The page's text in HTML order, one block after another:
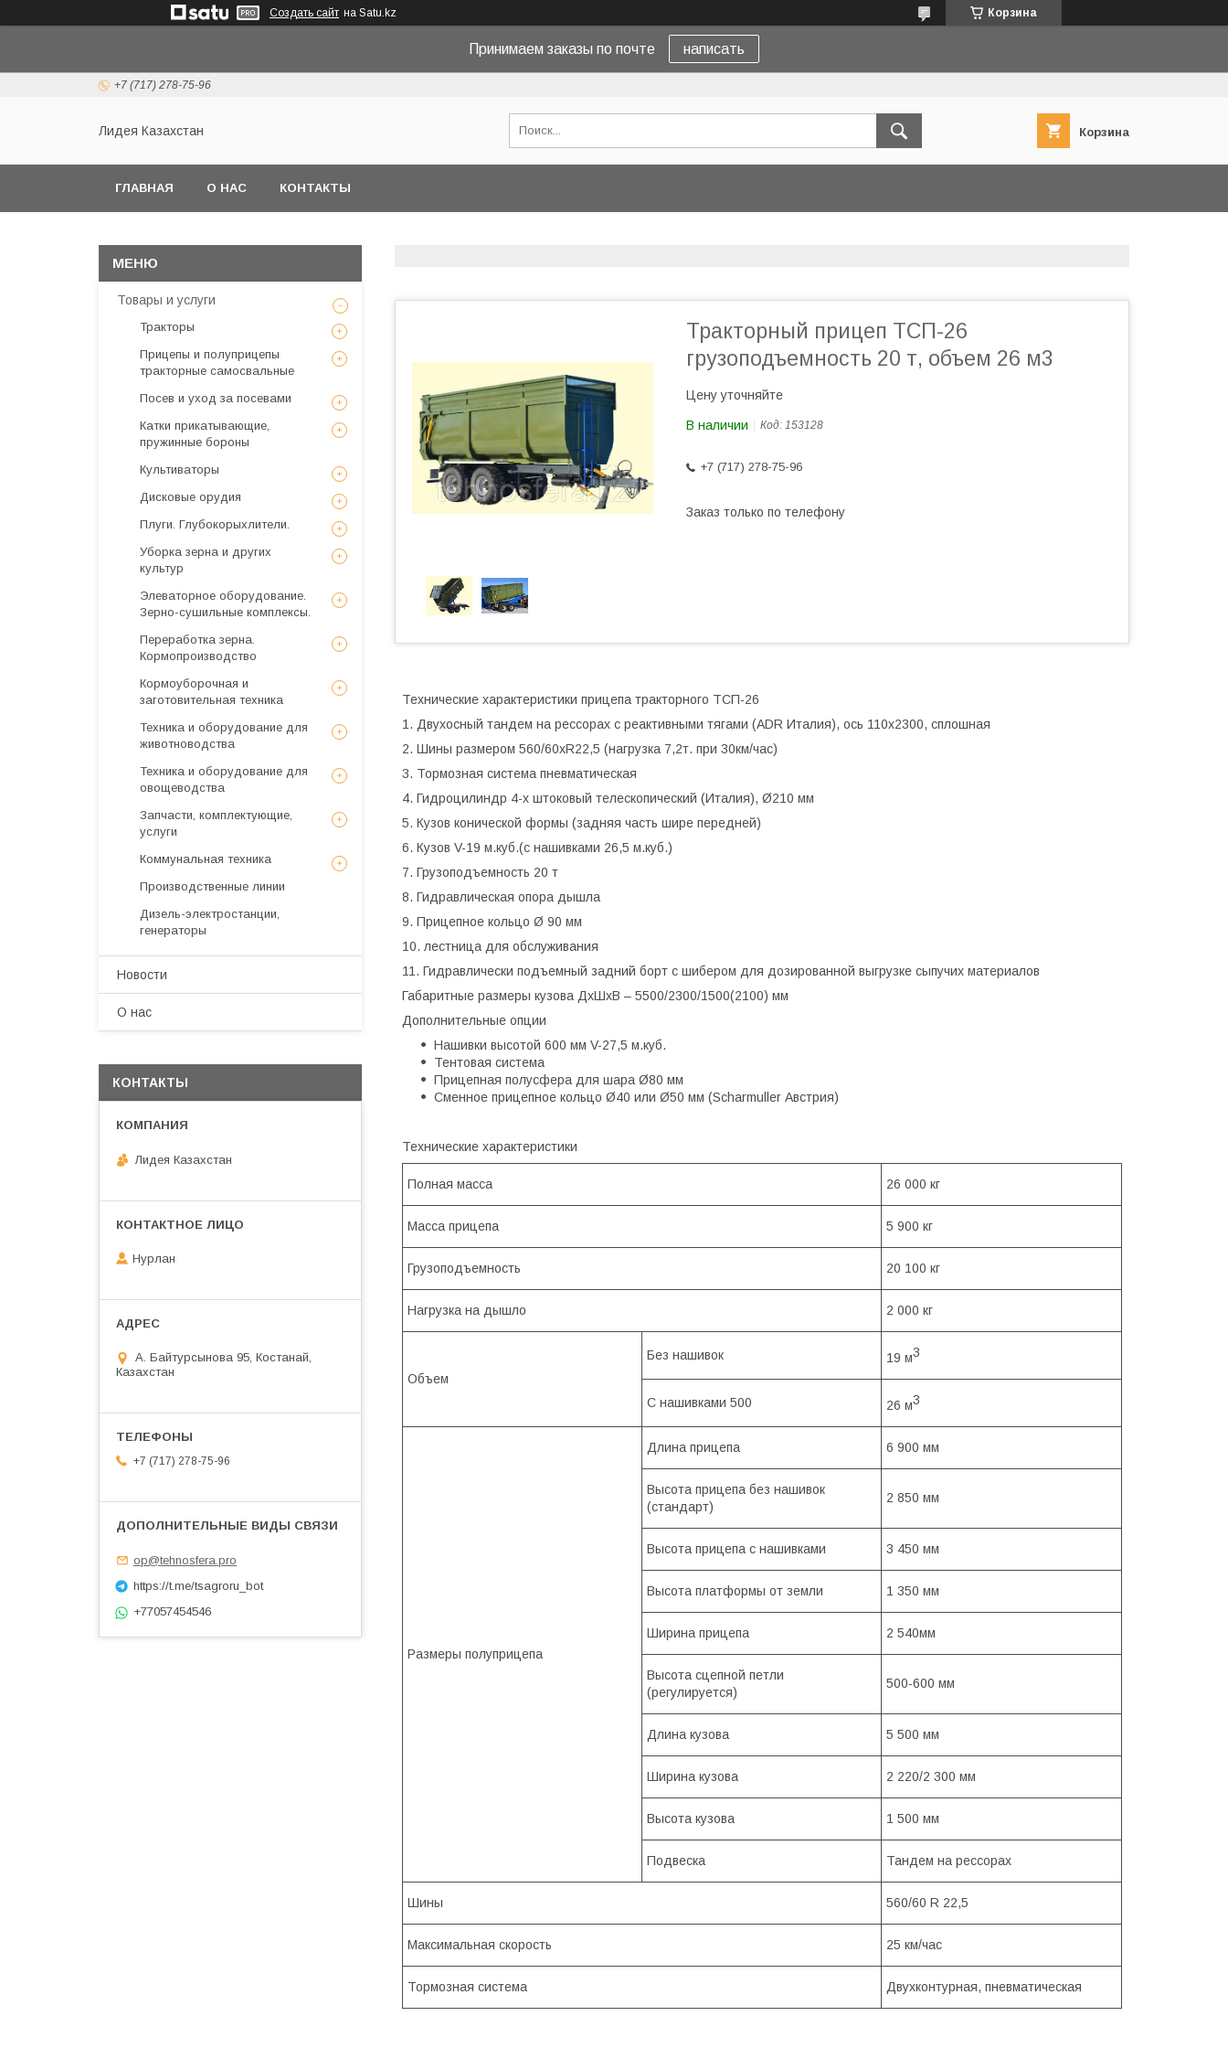
Создать сайт на Satu.kz Корзина
Принимаем заказы по почте написать
+7 (717) 278-75-96
Лидея Казахстан Корзина
ГЛАВНАЯ О НАС КОНТАКТЫ
Тракторный прицеп ТСП-26
грузоподъемность 20 т, объем 26 м3
Цену уточняйте
В наличии Код: 153128
+7 (717) 278-75-96
Заказ только по телефону
Технические характеристики прицепа тракторного ТСП-26
1. Двухосный тандем на рессорах с реактивными тягами (ADR Италия), ось 110х2300, сплошная
2. Шины размером 560/60хR22,5 (нагрузка 7,2т. при 30км/час)
3. Тормозная система пневматическая
4. Гидроцилиндр 4-х штоковый телескопический (Италия), Ø210 мм
5. Кузов конической формы (задняя часть шире передней)
6. Кузов V-19 м.куб.(с нашивками 26,5 м.куб.)
7. Грузоподъемность 20 т
8. Гидравлическая опора дышла
9. Прицепное кольцо Ø 90 мм
10. лестница для обслуживания
11. Гидравлически подъемный задний борт с шибером для дозированной выгрузке сыпучих материалов
Габаритные размеры кузова ДхШхВ – 5500/2300/1500(2100) мм
Дополнительные опции
Нашивки высотой 600 мм V-27,5 м.куб.
Тентовая система
Прицепная полусфера для шара Ø80 мм
Сменное прицепное кольцо Ø40 или Ø50 мм (Scharmuller Австрия)
Технические характеристики
Полная масса 26 000 кг
Масса прицепа 5 900 кг
Грузоподъемность 20 100 кг
Нагрузка на дышло 2 000 кг
Объем
Без нашивок 19 м3
С нашивками 500 26 м3
Размеры полуприцепа
Длина прицепа 6 900 мм
Высота прицепа без нашивок
(стандарт)
2 850 мм
Высота прицепа с нашивками 3 450 мм
Высота платформы от земли 1 350 мм
Ширина прицепа 2 540мм
Высота сцепной петли
(регулируется)
500-600 мм
Длина кузова 5 500 мм
Ширина кузова 2 220/2 300 мм
Высота кузова 1 500 мм
Подвеска Тандем на рессорах
Шины 560/60 R 22,5
Максимальная скорость 25 км/час
Тормозная система Двухконтурная, пневматическая
Товары и услуги
Тракторы
Прицепы и полуприцепы
тракторные самосвальные
Посев и уход за посевами
Катки прикатывающие,
пружинные бороны
Культиваторы
Дисковые орудия
Плуги. Глубокорыхлители.
Уборка зерна и других
культур
Элеваторное оборудование.
Зерно-сушильные комплексы.
Переработка зерна.
Кормопроизводство
Кормоуборочная и
заготовительная техника
Техника и оборудование для
животноводства
Техника и оборудование для
овощеводства
Запчасти, комплектующие,
услуги
Коммунальная техника
Производственные линии
Дизель-электростанции,
генераторы
Новости
О нас
КОНТАКТЫ
Лидея Казахстан
Нурлан
А. Байтурсынова 95, Костанай,
Казахстан
+7 (717) 278-75-96
op@tehnosfera.pro
https://t.me/tsagroru_bot
+77057454546